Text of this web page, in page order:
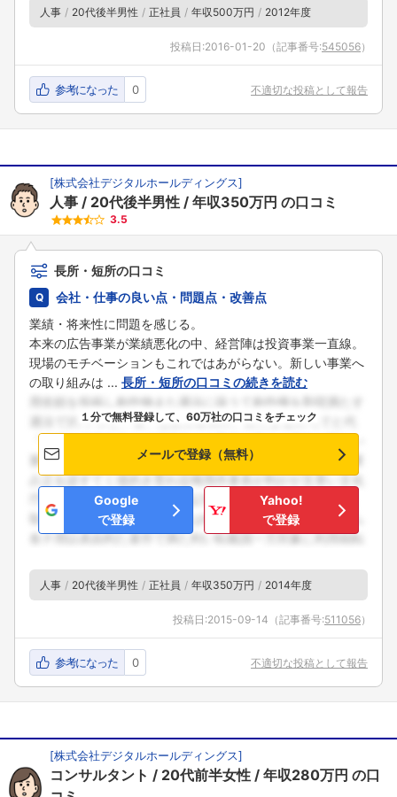
人事 20代後半男性 正社員 年収500万円 2012年度
投稿日:2016-01-20 （記事番号:545056）
参考になった 0 不適切な投稿として報告
[株式会社デジタルホールディングス]
人事 20代後半男性 年収350万円 の口コミ
3.5
長所・短所の口コミ
会社・仕事の良い点・問題点・改善点
業績・将来性に問題を感じる。
本来の広告事業が業績悪化の中、経営陣は投資事業一直線。
現場のモチベーションもこれではあがらない。新しい事業へ
の取り組みは ... 長所・短所の口コミの続きを読む
１分で無料登録して、60万社の口コミをチェック
メールで登録（無料）
Google
で登録
Yahoo!
で登録
人事 20代後半男性 正社員 年収350万円 2014年度
投稿日:2015-09-14 （記事番号:511056）
参考になった 0 不適切な投稿として報告
[株式会社デジタルホールディングス]
コンサルタント 20代前半女性 年収280万円 の口